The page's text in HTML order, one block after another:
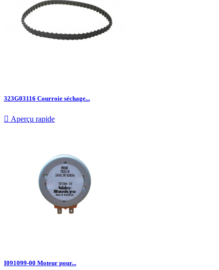
323G03116 Courroie séchage...
 Aperçu rapide
I091099-00 Moteur pour...